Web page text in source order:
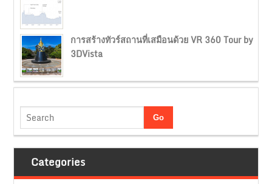
การสร้างทัวร์สถานที่เสมือนด้วย VR 360 Tour by
3DVista
Categories